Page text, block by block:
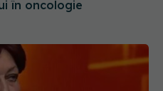
în oncologie